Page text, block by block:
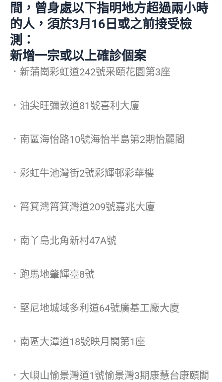
間，曾身處以下指明地方超過兩小時
的人，須於3月16日或之前接受檢
測：
新增一宗或以上確診個案
．新蒲崗彩虹道242號采頤花園第3座
．油尖旺彌敦道81號喜利大廈
．南區海怡路10號海怡半島第2期怡麗閣
．彩虹牛池灣街2號彩輝邨彩華樓
．筲箕灣筲箕灣道209號嘉兆大廈
．南丫島北角新村47A號
．跑馬地肇輝臺8號
．堅尼地城域多利道64號廣基工廠大廈
．南區大潭道18號映月閣第1座
．大嶼山愉景灣道1號愉景灣3期康慧台康頤閣